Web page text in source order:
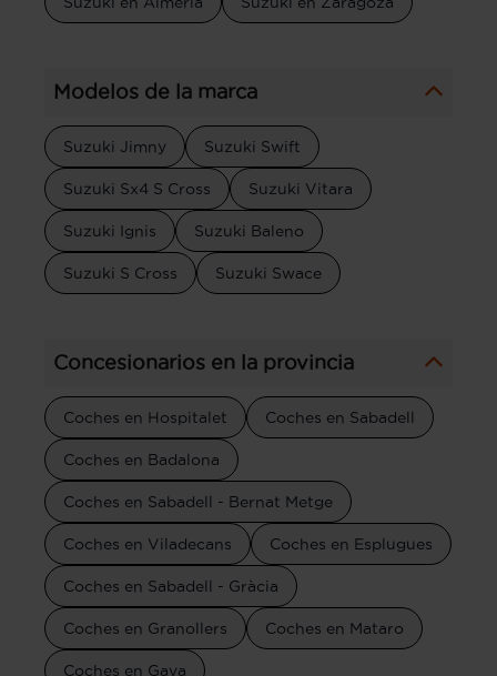
Modelos de la marca
Suzuki Jimny Suzuki Swift
Suzuki Sx4 S Cross Suzuki Vitara
Suzuki Ignis Suzuki Baleno
Suzuki S Cross Suzuki Swace
Concesionarios en la provincia
Coches en Hospitalet Coches en Sabadell
Coches en Badalona
Coches en Sabadell - Bernat Metge
Coches en Viladecans Coches en Esplugues
Coches en Sabadell - Gràcia
Coches en Granollers Coches en Mataro
Coches en Gava